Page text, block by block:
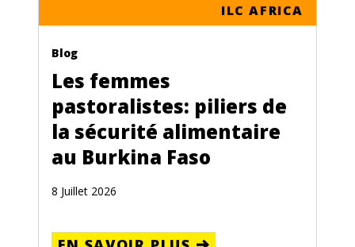
ILC AFRICA
Blog
Les femmes
pastoralistes: piliers de
la sécurité alimentaire
au Burkina Faso
8 Juillet 2026